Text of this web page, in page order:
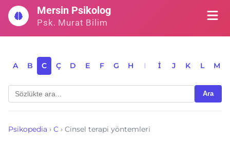
İçeriğe
geç
Mersin Psikolog
Psk. Murat Bilim
A B C Ç D E F G H I İ J K L M
Ara
Psikopedia › C › Cinsel terapi yöntemleri